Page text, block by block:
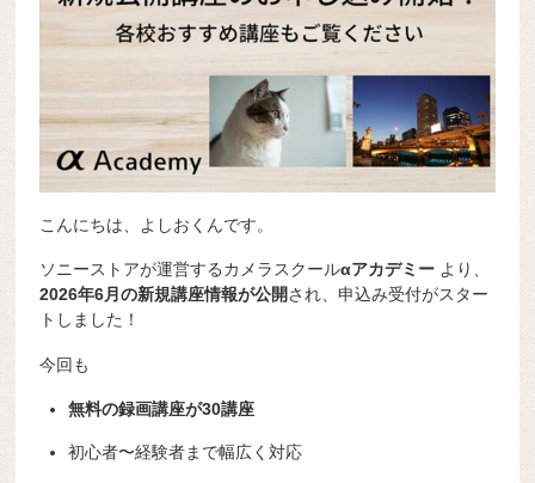
こんにちは、よしおくんです。
ソニーストアが運営するカメラスクールαアカデミー より、
2026年6月の新規講座情報が公開され、申込み受付がスター
トしました！
今回も
無料の録画講座が30講座
初心者〜経験者まで幅広く対応